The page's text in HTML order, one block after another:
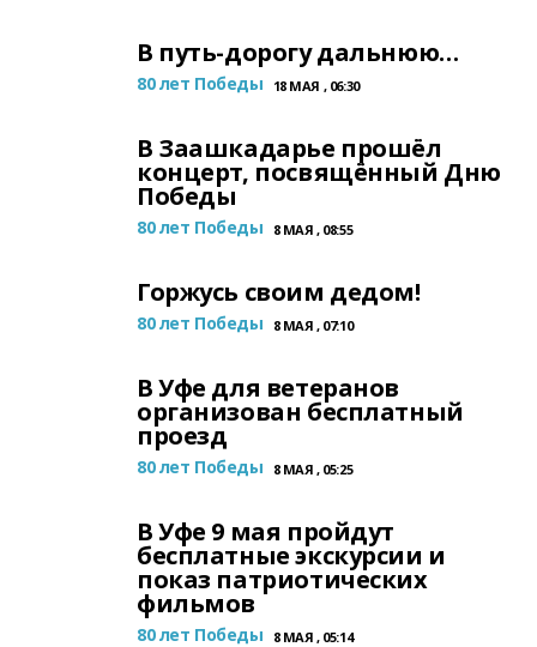
В путь-дорогу дальнюю…
80 лет Победы 18 МАЯ , 06:30
В Заашкадарье прошёл
концерт, посвящённый Дню
Победы
80 лет Победы 8 МАЯ , 08:55
Горжусь своим дедом!
80 лет Победы 8 МАЯ , 07:10
В Уфе для ветеранов
организован бесплатный
проезд
80 лет Победы 8 МАЯ , 05:25
В Уфе 9 мая пройдут
бесплатные экскурсии и
показ патриотических
фильмов
80 лет Победы 8 МАЯ , 05:14